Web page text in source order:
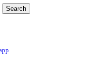
Search